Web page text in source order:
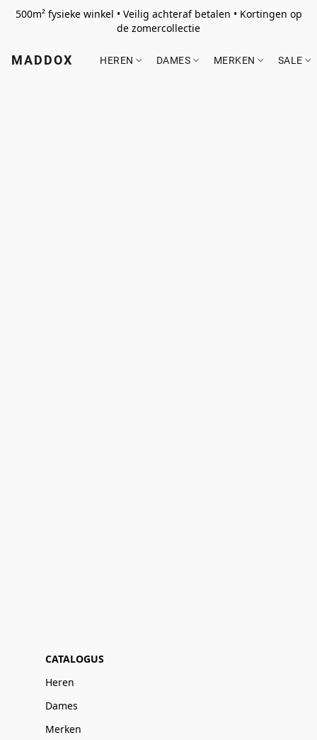
500m² fysieke winkel • Veilig achteraf betalen • Kortingen op
de zomercollectie
MADDOX HEREN DAMES MERKEN SALE
CATALOGUS
Heren
Dames
Merken